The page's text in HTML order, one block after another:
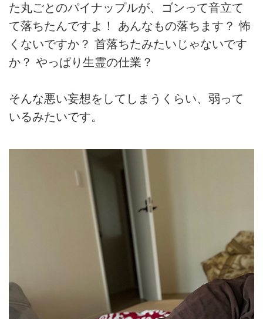
た丸ごとのパイナップルが、ゴンって音立て
て落ちたんですよ！ あんなもの落ちます？ 怖
くないですか？ 首落ちたみたいじゃないです
か？ やっぱり生霊の仕業？
そんな悪い妄想をしてしまうくらい、弱って
いるみたいです。